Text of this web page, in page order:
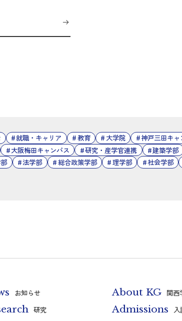
就職・キャリア 教育 大学院 神戸三田キャ
大阪梅田キャンパス 研究・産学官連携 建築学部
法学部 総合政策学部 理学部 社会学部
お知らせ About KG 関西
研究 Admissions